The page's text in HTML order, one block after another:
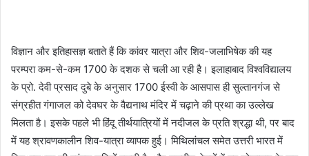
विज्ञान और इतिहासज्ञ बताते हैं कि कांवर यात्रा और शिव-जलाभिषेक की यह
परम्परा कम-से-कम 1700 के दशक से चली आ रही है। इलाहाबाद विश्वविद्यालय
के प्रो. देवी प्रसाद दुबे के अनुसार 1700 ईस्वी के आसपास ही सुल्तानगंज से
संग्रहीत गंगाजल को देवघर के वैद्यनाथ मंदिर में चढ़ाने की प्रथा का उल्लेख
मिलता है। इसके पहले भी हिंदू तीर्थयात्रियों में नदीजल के प्रति श्रद्धा थी, पर बाद
में यह श्रावणकालीन शिव-यात्रा व्यापक हुई। मिथिलांचल समेत उत्तरी भारत में